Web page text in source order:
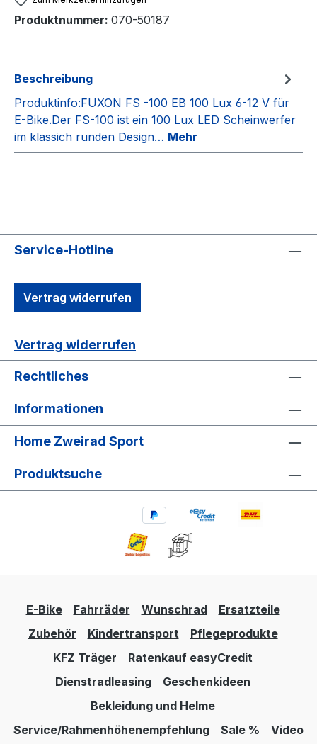
Produktnummer: 070-50187
Beschreibung
Produktinfo:FUXON FS -100 EB 100 Lux 6-12 V für
E-Bike.Der FS-100 ist ein 100 Lux LED Scheinwerfer
im klassich runden Design… Mehr
Service-Hotline
Vertrag widerrufen
Vertrag widerrufen
Rechtliches
Informationen
Home Zweirad Sport
Produktsuche
E-Bike Fahrräder Wunschrad
Ersatzteile
Zubehör
Kindertransport
Pflegeprodukte
KFZ Träger
Ratenkauf easyCredit
Dienstradleasing
Geschenkideen
Bekleidung und Helme
Service/Rahmenhöhenempfehlung
Sale % Video